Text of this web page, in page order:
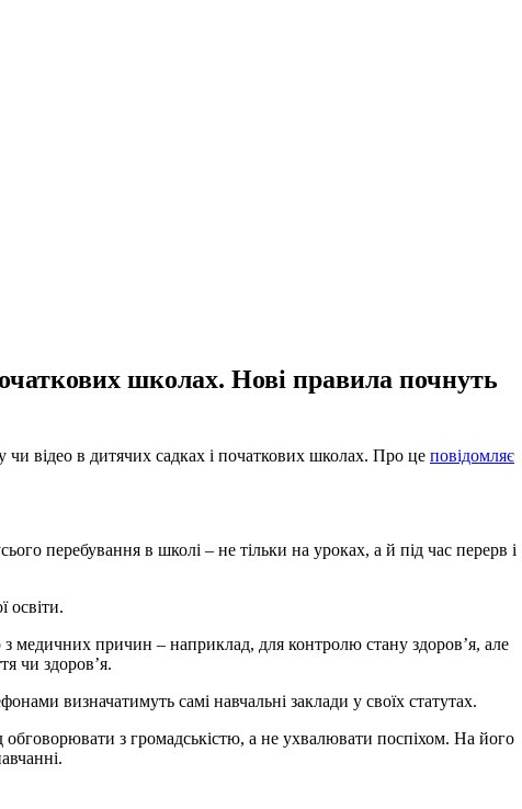
школах. Нові правила почнуть
чи відео в дитячих садках і початкових школах. Про це повідомляє
перебування в школі – не тільки на уроках, а й під час перерв і
освіти.
медичних причин – наприклад, для контролю стану здоров’я, але
чи здоров’я.
визначатимуть самі навчальні заклади у своїх статутах.
з громадськістю, а не ухвалювати поспіхом. На його